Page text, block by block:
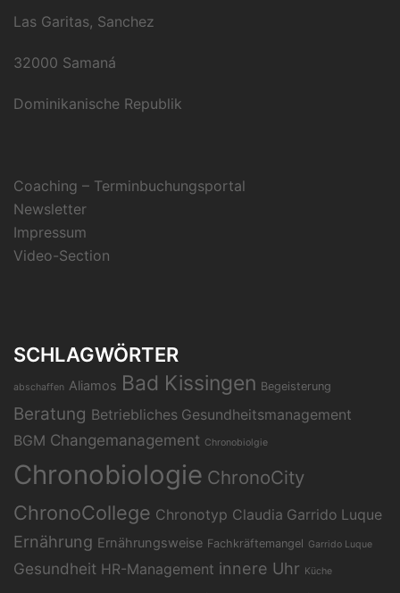
Las Garitas, Sanchez
32000 Samaná
Dominikanische Republik
Coaching – Terminbuchungsportal
Newsletter
Impressum
Video-Section
SCHLAGWÖRTER
abschaffen Aliamos Bad Kissingen Begeisterung
Beratung Betriebliches Gesundheitsmanagement
BGM Changemanagement Chronobiolgie
Chronobiologie ChronoCity
ChronoCollege Chronotyp Claudia Garrido Luque
Ernährung Ernährungsweise Fachkräftemangel Garrido Luque
Gesundheit HR-Management innere Uhr Küche